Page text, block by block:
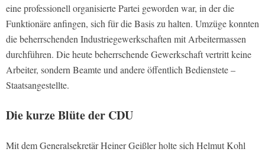
eine professionell organisierte Partei geworden war, in der die
Funktionäre anfingen, sich für die Basis zu halten. Umzüge konnten
die beherrschenden Industriegewerkschaften mit Arbeitermassen
durchführen. Die heute beherrschende Gewerkschaft vertritt keine
Arbeiter, sondern Beamte und andere öffentlich Bedienstete –
Staatsangestellte.
Die kurze Blüte der CDU
Mit dem Generalsekretär Heiner Geißler holte sich Helmut Kohl